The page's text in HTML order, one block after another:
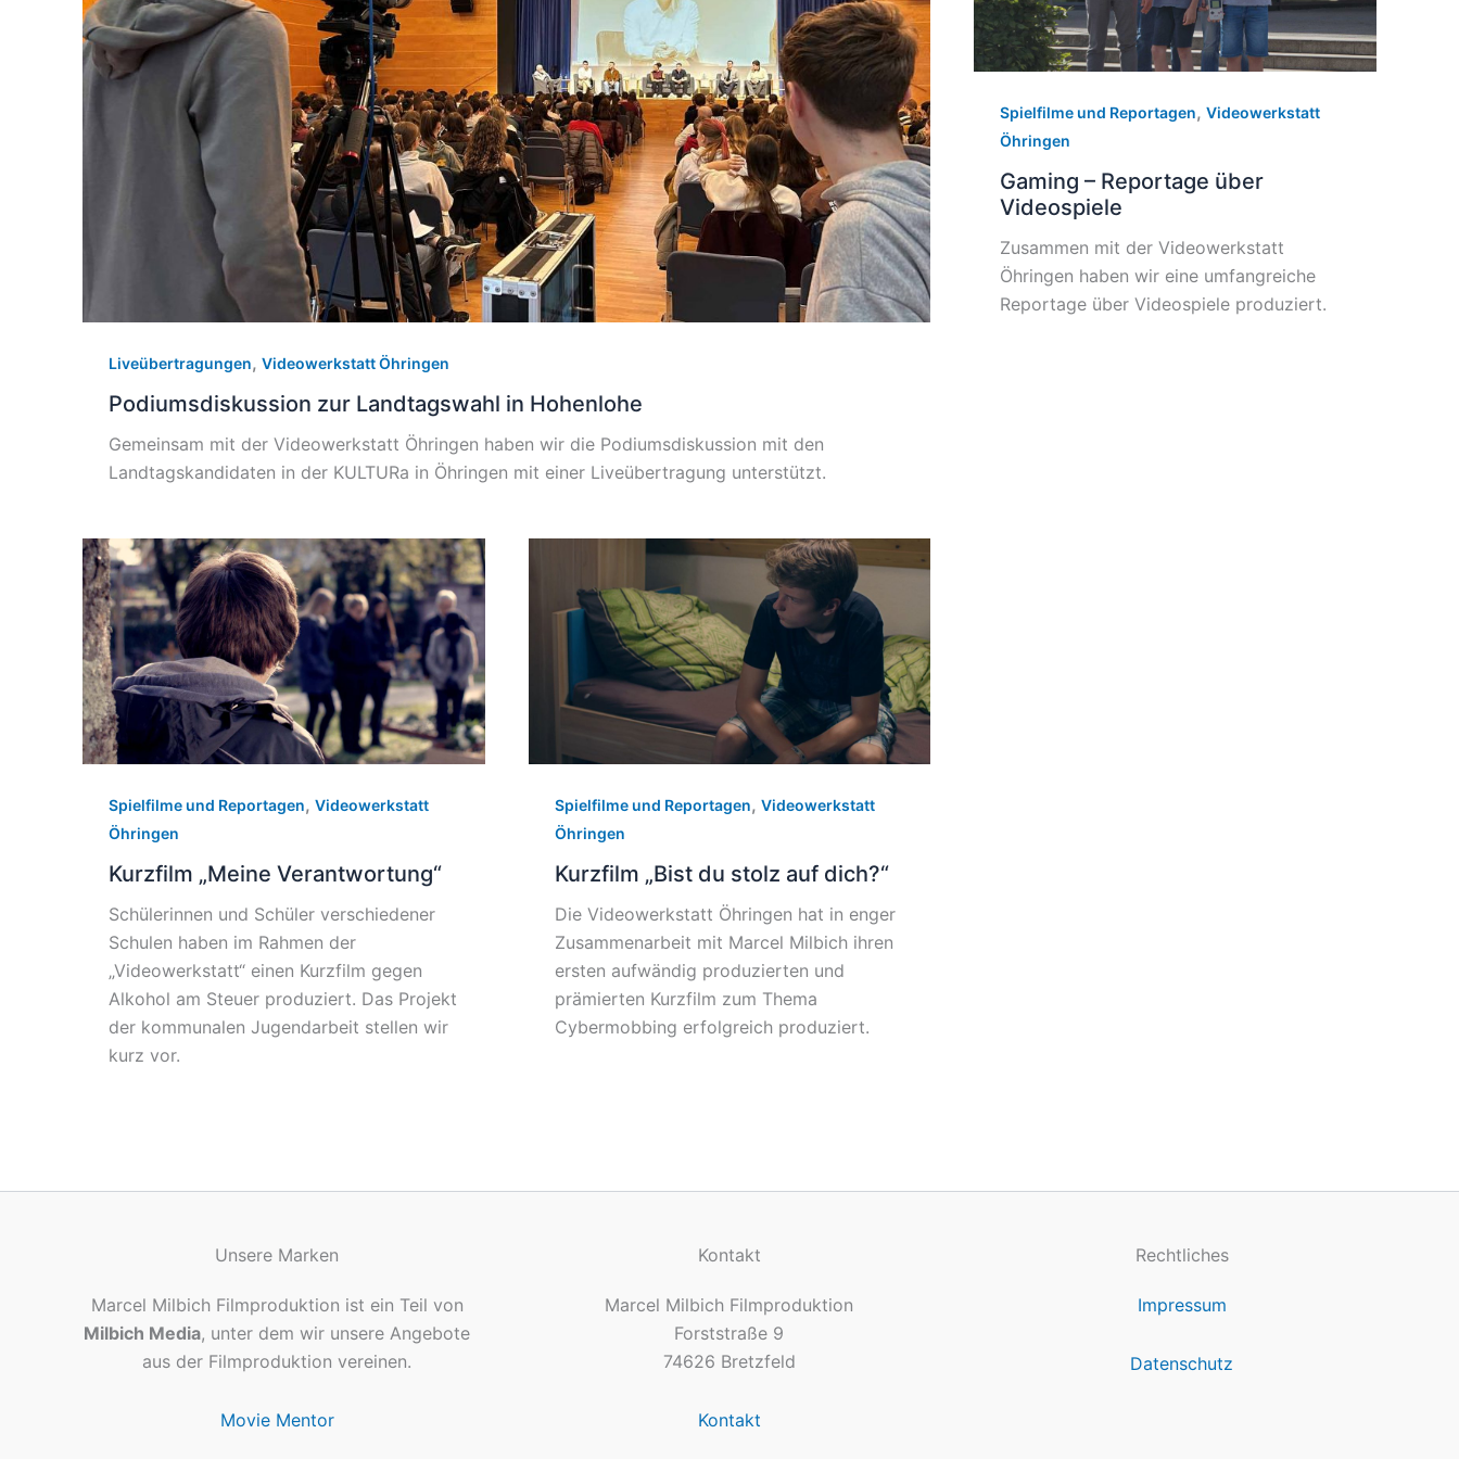
Liveübertragungen, Videowerkstatt Öhringen
Podiumsdiskussion zur Landtagswahl in Hohenlohe
Gemeinsam mit der Videowerkstatt Öhringen haben wir die Podiumsdiskussion mit den
Landtagskandidaten in der KULTURa in Öhringen mit einer Liveübertragung unterstützt.
Spielfilme und Reportagen,Videowerkstatt
Öhringen
Gaming – Reportage über
Videospiele
Zusammen mit der Videowerkstatt
Öhringen haben wir eine umfangreiche
Reportage über Videospiele produziert.
Spielfilme und Reportagen, Videowerkstatt
Öhringen
Kurzfilm „Meine Verantwortung“
Schülerinnen und Schüler verschiedener
Schulen haben im Rahmen der
„Videowerkstatt“ einen Kurzfilm gegen
Alkohol am Steuer produziert. Das Projekt
der kommunalen Jugendarbeit stellen wir
kurz vor.
Spielfilme und Reportagen, Videowerkstatt
Öhringen
Kurzfilm „Bist du stolz auf dich?“
Die Videowerkstatt Öhringen hat in enger
Zusammenarbeit mit Marcel Milbich ihren
ersten aufwändig produzierten und
prämierten Kurzfilm zum Thema
Cybermobbing erfolgreich produziert.
Unsere Marken
Marcel Milbich Filmproduktion ist ein Teil von
Milbich Media, unter dem wir unsere Angebote
aus der Filmproduktion vereinen.
Movie Mentor
Kontakt
Marcel Milbich Filmproduktion
Forststraße 9
74626 Bretzfeld
Kontakt
Rechtliches
Impressum
Datenschutz